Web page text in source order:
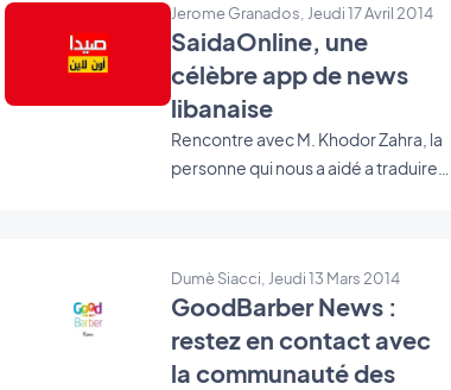
CAPA, nous livre les secrets.
créateur de cette app pour qu'il
nous en dise un peu plus sur ce
projet et son histoire...
Jerome Granados, Jeudi 17 Avril 2014
SaidaOnline, une
célèbre app de news
libanaise
Rencontre avec M. Khodor Zahra, la
personne qui nous a aidé a traduire
Dumè Siacci, Jeudi 13 Mars 2014
GoodBarber News :
restez en contact avec
la communauté des